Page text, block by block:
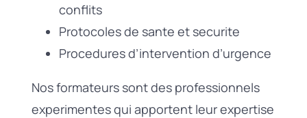
conflits
Protocoles de sante et securite
Procedures d’intervention d’urgence
Nos formateurs sont des professionnels
experimentes qui apportent leur expertise